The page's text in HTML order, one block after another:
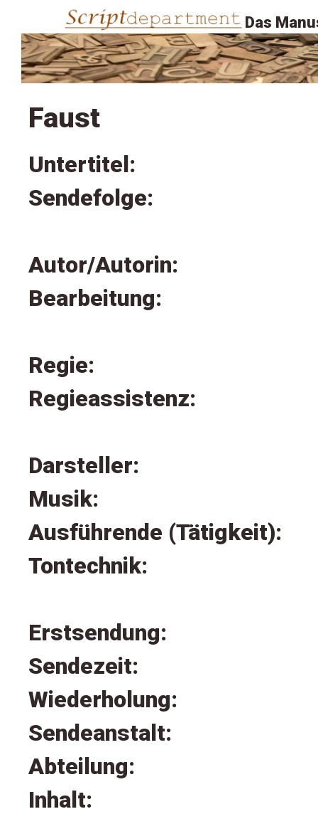
Das
Faust
Untertitel:
Sendefolge:
Autor/Autorin:
Bearbeitung:
Regie:
Regieassistenz:
Darsteller:
Musik:
Ausführende (Tätigkeit):
Tontechnik:
Erstsendung:
Sendezeit:
Wiederholung:
Sendeanstalt:
Abteilung:
Inhalt: